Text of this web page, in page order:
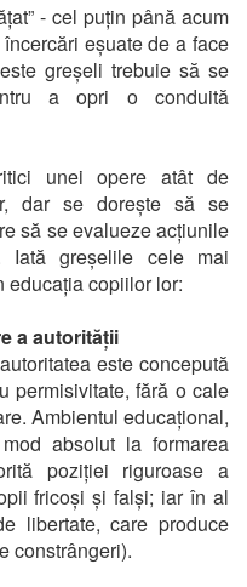
- cel puțin până acum
eșuate de a face
greșeli trebuie să se
a opri o conduită
unei opere atât de
dar se dorește să se
să se evalueze acțiunile
greșelile cele mai
educația copiilor lor:
a autorității
este concepută
permisivitate, fără o cale
Ambientul educațional,
absolut la formarea
poziției riguroase a
fricoși și falși; iar în al
libertate, care produce
constrângeri).